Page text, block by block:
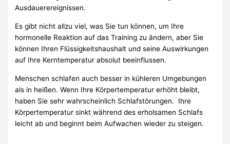
Ausdauerereignissen.
Es gibt nicht allzu viel, was Sie tun können, um Ihre
hormonelle Reaktion auf das Training zu ändern, aber Sie
können Ihren Flüssigkeitshaushalt und seine Auswirkungen
auf Ihre Kerntemperatur absolut beeinflussen.
Menschen schlafen auch besser in kühleren Umgebungen
als in heißen. Wenn Ihre Körpertemperatur erhöht bleibt,
haben Sie sehr wahrscheinlich Schlafstörungen. Ihre
Körpertemperatur sinkt während des erholsamen Schlafs
leicht ab und beginnt beim Aufwachen wieder zu steigen.